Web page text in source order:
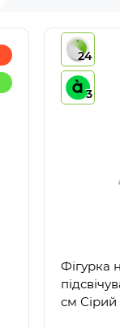
24
3
Фігурка
см Сірий